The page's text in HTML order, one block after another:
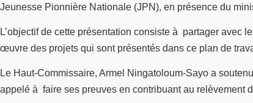
Jeunesse Pionnière Nationale (JPN), en présence du
L’objectif de cette présentation consiste à partager avec
œuvre des projets qui sont présentés dans ce plan de
Le Haut-Commissaire, Armel Ningatoloum-Sayo a
appelé à faire ses preuves en contribuant au relèvement